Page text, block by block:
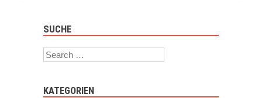
SUCHE
Search
KATEGORIEN